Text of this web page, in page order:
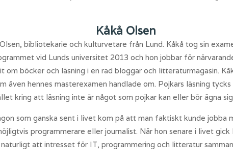
Kåkå Olsen
bibliotekarie och kulturvetare från Lund. Kåkå tog sin
vid Lunds universitet 2013 och hon jobbar för
om böcker och läsning i en rad bloggar och litteraturmagasin.
även hennes masterexamen handlade om. Pojkars läsning
kring att läsning inte är något som pojkar kan eller bör ägna
som ganska sent i livet kom på att man faktiskt kunde
programmerare eller journalist. När hon senare i livet
att intresset för IT, programmering och litteratur